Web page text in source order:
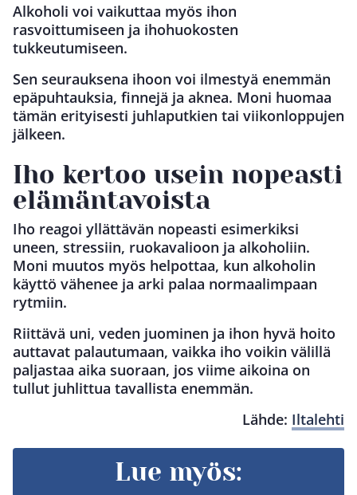
Alkoholi voi vaikuttaa myös ihon
rasvoittumiseen ja ihohuokosten
tukkeutumiseen.
Sen seurauksena ihoon voi ilmestyä enemmän
epäpuhtauksia, finnejä ja aknea. Moni huomaa
tämän erityisesti juhlaputkien tai viikonloppujen
jälkeen.
Iho kertoo usein nopeasti
elämäntavoista
Iho reagoi yllättävän nopeasti esimerkiksi
uneen, stressiin, ruokavalioon ja alkoholiin.
Moni muutos myös helpottaa, kun alkoholin
käyttö vähenee ja arki palaa normaalimpaan
rytmiin.
Riittävä uni, veden juominen ja ihon hyvä hoito
auttavat palautumaan, vaikka iho voikin välillä
paljastaa aika suoraan, jos viime aikoina on
tullut juhlittua tavallista enemmän.
Lähde: Iltalehti
Lue myös: